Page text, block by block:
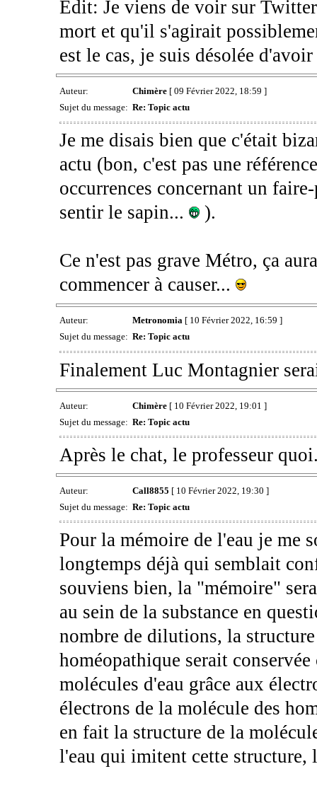
Edit: Je viens de voir sur
mort et qu'il s'agirait
est le cas, je suis désolée
Auteur: Chimère[ 09 Février 2022, 18:59 ]
Sujet du message: Re: Topic actu
Je me disais bien que c'était
actu (bon, c'est pas une
occurrences concernant un
sentir le sapin...
).
Ce n'est pas grave Métro, ça
commencer à causer...
Auteur: Metronomia[ 10 Février 2022, 16:59 ]
Sujet du message: Re: Topic actu
Finalement Luc Montagnier
Auteur: Chimère[ 10 Février 2022, 19:01 ]
Sujet du message: Re: Topic actu
Après le chat, le professeur
Auteur: Call8855 [ 10 Février 2022, 19:30 ]
Sujet du message: Re: Topic actu
Pour la mémoire de l'eau je me
longtemps déjà qui semblait
souviens bien, la "mémoire"
au sein de la substance en
nombre de dilutions, la
homéopathique serait
molécules d'eau grâce aux
électrons de la molécule des
en fait la structure de la
l'eau qui imitent cette structure,